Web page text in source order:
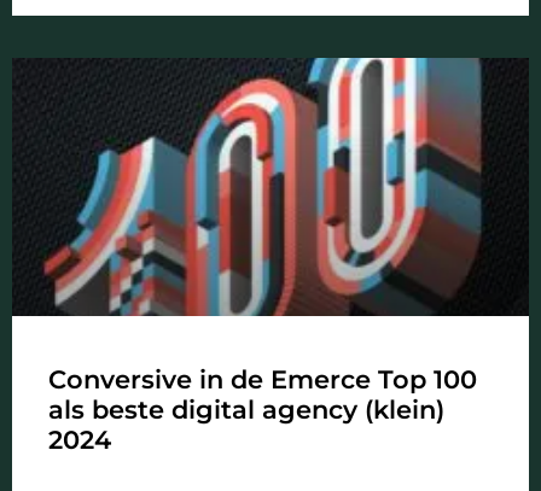
Conversive in de Emerce Top 100
als beste digital agency (klein)
2024